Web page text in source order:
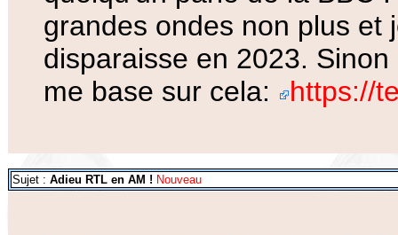
grandes ondes non plus et
disparaisse en 2023.
me base sur cela:
https://
Sujet : Adieu RTL en AM ! Nouveau